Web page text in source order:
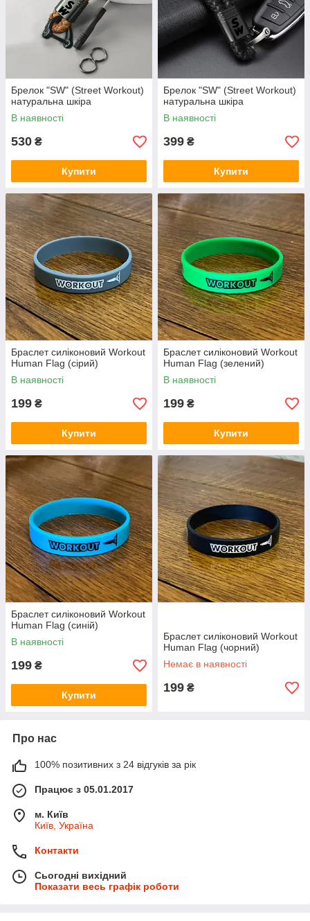
Брелок "SW" (Street Workout)
натуральна шкіра
В наявності
530 ₴
Купити
Брелок "SW" (Street Workout)
натуральна шкіра
В наявності
399 ₴
Купити
Браслет силіконовий Workout
Human Flag (сірий)
В наявності
199 ₴
Купити
Браслет силіконовий Workout
Human Flag (зелений)
В наявності
199 ₴
Купити
Браслет силіконовий Workout
Human Flag (синій)
В наявності
199 ₴
Купити
Браслет силіконовий Workout
Human Flag (чорний)
Немає в наявності
199 ₴
Про нас
100% позитивних з 24 відгуків за рік
Працює з 05.01.2017
м. Київ
Київ, Україна
Контакти
Сьогодні вихідний
Показати весь графік роботи